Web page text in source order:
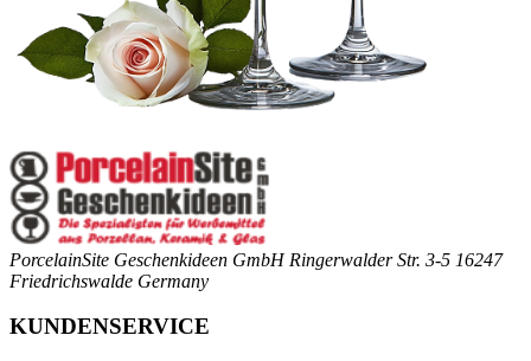
PorcelainSite Geschenkideen GmbH Ringerwalder Str. 3-5 16247
Friedrichswalde Germany
KUNDENSERVICE